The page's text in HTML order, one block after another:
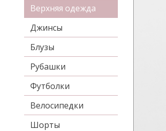
Верхняя одежда
Джинсы
Блузы
Рубашки
Футболки
Велосипедки
Шорты